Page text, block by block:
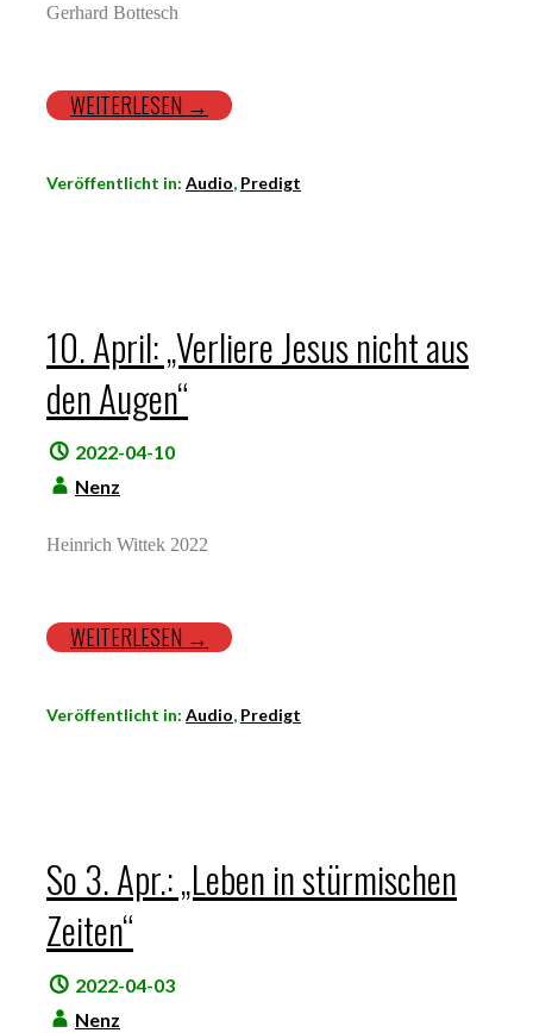
Gerhard Bottesch
WEITERLESEN →
Veröffentlicht in: Audio, Predigt
10. April: „Verliere Jesus nicht aus
den Augen“
2022-04-10
Nenz
Heinrich Wittek 2022
WEITERLESEN →
Veröffentlicht in: Audio, Predigt
So 3. Apr.: „Leben in stürmischen
Zeiten“
2022-04-03
Nenz